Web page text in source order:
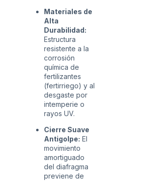
Materiales de
Alta
Durabilidad:
Estructura
resistente a la
corrosión
química de
fertilizantes
(fertirriego) y al
desgaste por
intemperie o
rayos UV.
Cierre Suave
Antigolpe: El
movimiento
amortiguado
del diafragma
previene de